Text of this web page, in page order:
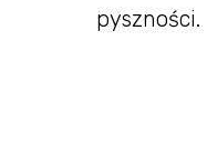
pyszności.